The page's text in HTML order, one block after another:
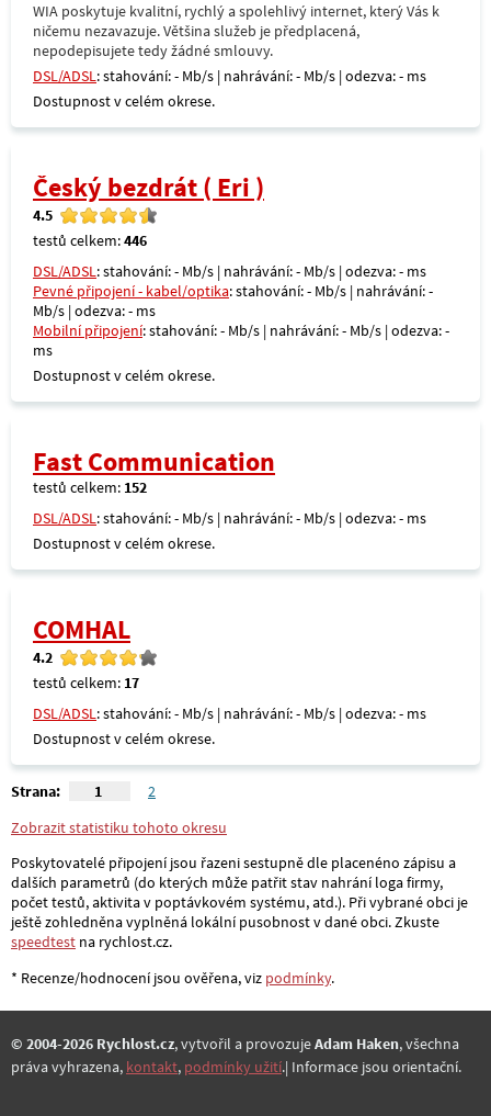
WIA poskytuje kvalitní, rychlý a spolehlivý internet, který Vás k
ničemu nezavazuje. Většina služeb je předplacená,
nepodepisujete tedy žádné smlouvy.
DSL/ADSL: stahování: - Mb/s | nahrávání: - Mb/s | odezva: - ms
Dostupnost v celém okrese.
Český bezdrát ( Eri )
4.5
testů celkem:446
DSL/ADSL: stahování: - Mb/s | nahrávání: - Mb/s | odezva: - ms
Pevné připojení - kabel/optika: stahování: - Mb/s | nahrávání: -
Mb/s | odezva: - ms
Mobilní připojení: stahování: - Mb/s | nahrávání: - Mb/s | odezva: -
ms
Dostupnost v celém okrese.
Fast Communication
testů celkem: 152
DSL/ADSL: stahování: - Mb/s | nahrávání: - Mb/s | odezva: - ms
Dostupnost v celém okrese.
COMHAL
4.2
testů celkem: 17
DSL/ADSL: stahování: - Mb/s | nahrávání: - Mb/s | odezva: - ms
Dostupnost v celém okrese.
Strana: 1
2
Zobrazit statistiku tohoto okresu
Poskytovatelé připojení jsou řazeni sestupně dle placenéno zápisu a
dalších parametrů (do kterých může patřit stav nahrání loga firmy,
počet testů, aktivita v poptávkovém systému, atd.). Při vybrané obci je
ještě zohledněna vyplněná lokální pusobnost v dané obci. Zkuste
speedtest na rychlost.cz.
* Recenze/hodnocení jsou ověřena, viz podmínky.
© 2004-2026 Rychlost.cz, vytvořil a provozujeAdam Haken, všechna
práva vyhrazena, kontakt, podmínky užití.| Informace jsou orientační.